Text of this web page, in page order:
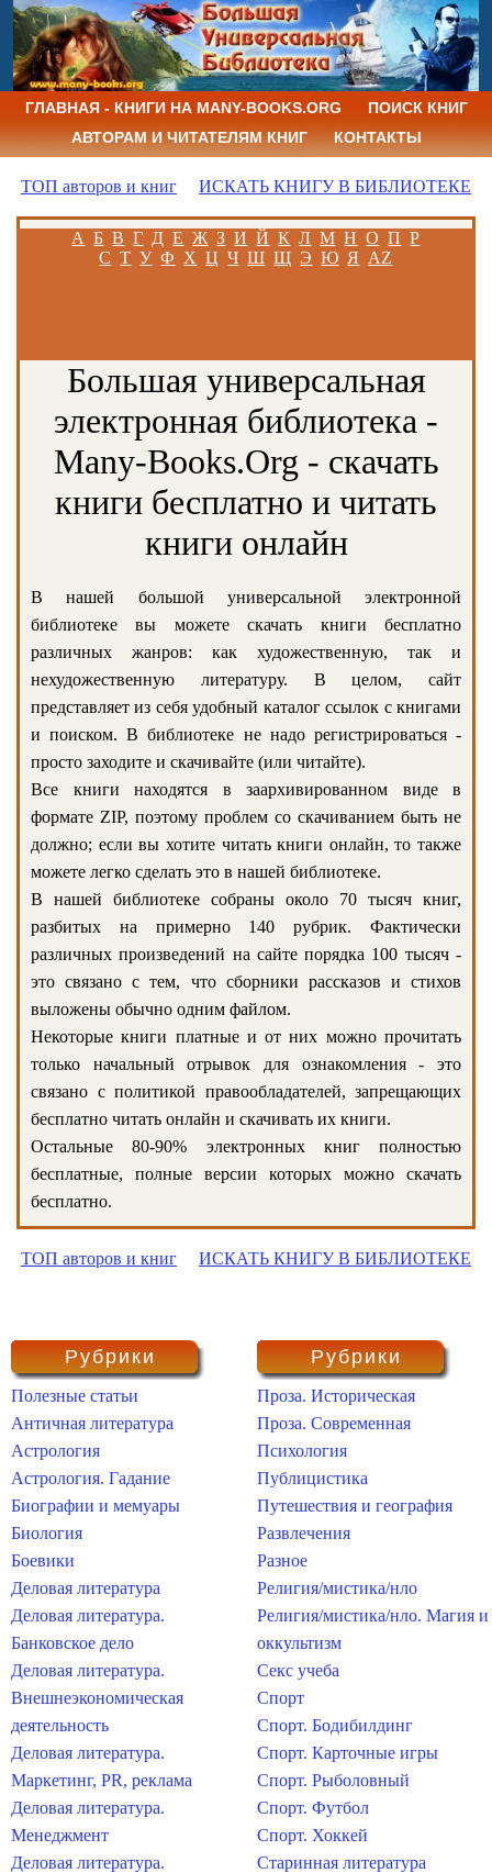
ГЛАВНАЯ - КНИГИ НА MANY-BOOKS.ORG
ПОИСК КНИГ
АВТОРАМ И ЧИТАТЕЛЯМ КНИГ
КОНТАКТЫ
ТОП авторов и книг ИСКАТЬ КНИГУ В БИБЛИОТЕКЕ
А Б В Г Д Е Ж З И Й К Л М Н О П Р
С Т У Ф Х Ц Ч Ш Щ Э Ю Я AZ
Большая универсальная
электронная библиотека -
Many-Books.Org - скачать
книги бесплатно и читать
книги онлайн
В нашей большой универсальной электронной
библиотеке вы можете скачать книги бесплатно
различных жанров: как художественную, так и
нехудожественную литературу. В целом, сайт
представляет из себя удобный каталог ссылок с книгами
и поиском. В библиотеке не надо регистрироваться -
просто заходите и скачивайте (или читайте).
Все книги находятся в заархивированном виде в
формате ZIP, поэтому проблем со скачиванием быть не
должно; если вы хотите читать книги онлайн, то также
можете легко сделать это в нашей библиотеке.
В нашей библиотеке собраны около 70 тысяч книг,
разбитых на примерно 140 рубрик. Фактически
различных произведений на сайте порядка 100 тысяч -
это связано с тем, что сборники рассказов и стихов
выложены обычно одним файлом.
Некоторые книги платные и от них можно прочитать
только начальный отрывок для ознакомления - это
связано с политикой правообладателей, запрещающих
бесплатно читать онлайн и скачивать их книги.
Остальные 80-90% электронных книг полностью
бесплатные, полные версии которых можно скачать
бесплатно.
ТОП авторов и книг ИСКАТЬ КНИГУ В БИБЛИОТЕКЕ
Рубрики
Полезные статьи
Античная литература
Астрология
Астрология. Гадание
Биографии и мемуары
Биология
Боевики
Деловая литература
Деловая литература.
Банковское дело
Деловая литература.
Внешнеэкономическая
деятельность
Деловая литература.
Маркетинг, PR, реклама
Деловая литература.
Менеджмент
Деловая литература.
Рубрики
Проза. Историческая
Проза. Современная
Психология
Публицистика
Путешествия и география
Развлечения
Разное
Религия/мистика/нло
Религия/мистика/нло. Магия и
оккультизм
Секс учеба
Спорт
Спорт. Бодибилдинг
Спорт. Карточные игры
Спорт. Рыболовный
Спорт. Футбол
Спорт. Хоккей
Старинная литература